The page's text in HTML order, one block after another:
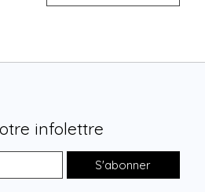
infolettre
S'abonner